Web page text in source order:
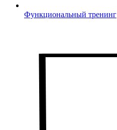
Функциональный тренинг